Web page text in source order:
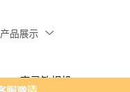
产品展示
高灵敏相机